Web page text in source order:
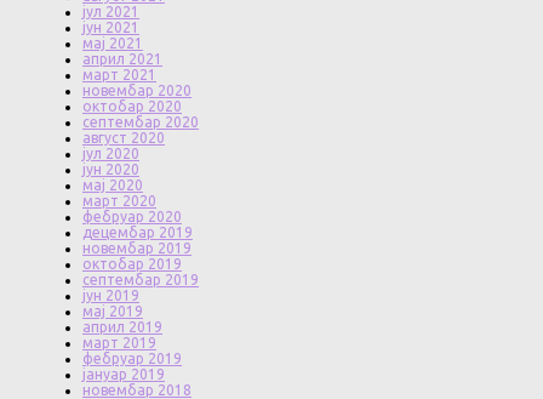
јул 2021
јун 2021
мај 2021
април 2021
март 2021
новембар 2020
октобар 2020
септембар 2020
август 2020
јул 2020
јун 2020
мај 2020
март 2020
фебруар 2020
децембар 2019
новембар 2019
октобар 2019
септембар 2019
јун 2019
мај 2019
април 2019
март 2019
фебруар 2019
јануар 2019
новембар 2018